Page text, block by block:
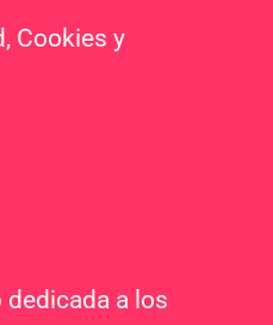
Cookies y
a los